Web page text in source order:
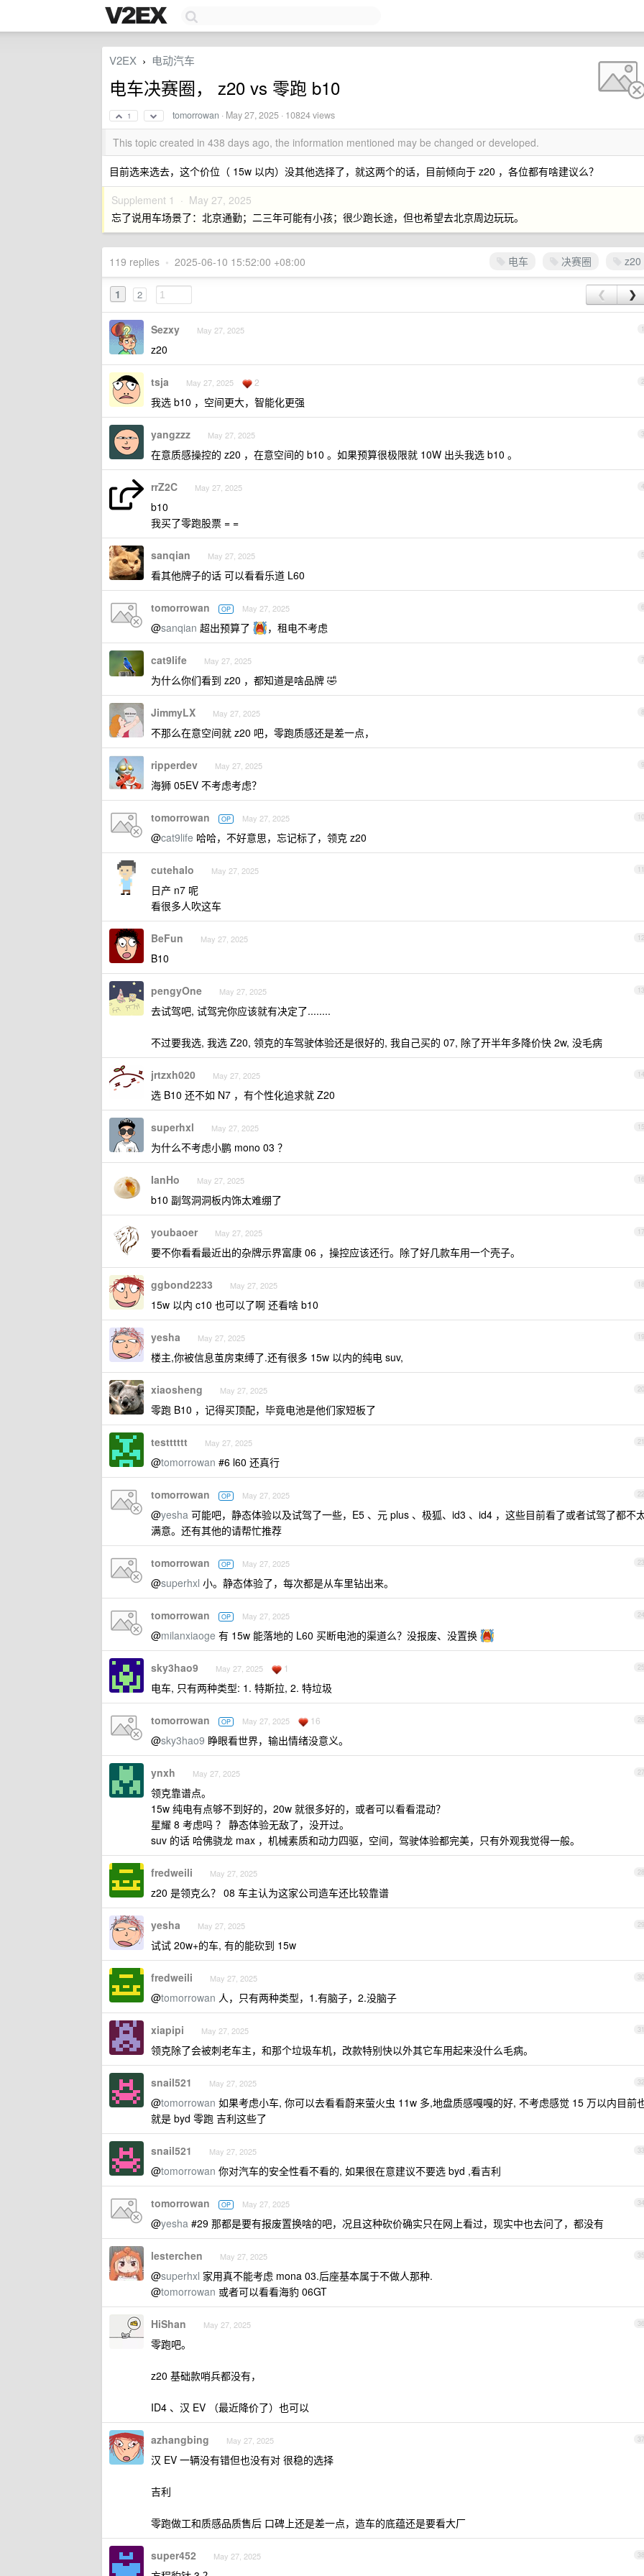
V2EX › 电动汽车
电车决赛圈， z20 vs 零跑 b10
1 tomorrowan · May 27, 2025 · 10824 views
This topic created in 438 days ago, the information mentioned may be changed or developed.
目前选来选去，这个价位（ 15w 以内）没其他选择了，就这两个的话，目前倾向于 z20 ，各位都有啥建议么？
Supplement 1 · May 27, 2025
忘了说用车场景了：北京通勤；二三年可能有小孩；很少跑长途，但也希望去北京周边玩玩。
电车 决赛圈 z20
119 replies • 2025-06-10 15:52:00 +08:00
1 2 ❮ ❯
1
Sezxy May 27, 2025
z20
2
tsja May 27, 2025 2
我选 b10 ，空间更大，智能化更强
3
yangzzz May 27, 2025
在意质感操控的 z20 ，在意空间的 b10 。如果预算很极限就 10W 出头我选 b10 。
4
rrZ2C May 27, 2025
b10
我买了零跑股票 = =
5
sanqian May 27, 2025
看其他牌子的话 可以看看乐道 L60
6
tomorrowan OP May 27, 2025
@sanqian 超出预算了 ，租电不考虑
7
cat9life May 27, 2025
为什么你们看到 z20 ，都知道是啥品牌 🤣
8
JimmyLX May 27, 2025
不那么在意空间就 z20 吧，零跑质感还是差一点，
9
ripperdev May 27, 2025
海狮 05EV 不考虑考虑？
10
tomorrowan OP May 27, 2025
@cat9life 哈哈，不好意思，忘记标了，领克 z20
11
cutehalo May 27, 2025
日产 n7 呢
看很多人吹这车
12
BeFun May 27, 2025
B10
13
pengyOne May 27, 2025
去试驾吧, 试驾完你应该就有决定了........
不过要我选, 我选 Z20, 领克的车驾驶体验还是很好的, 我自己买的 07, 除了开半年多降价快 2w, 没毛病
14
jrtzxh020 May 27, 2025
选 B10 还不如 N7 ，有个性化追求就 Z20
15
superhxl May 27, 2025
为什么不考虑小鹏 mono 03 ？
16
IanHo May 27, 2025
b10 副驾洞洞板内饰太难绷了
17
youbaoer May 27, 2025
要不你看看最近出的杂牌示界富康 06 ，操控应该还行。除了好几款车用一个壳子。
18
ggbond2233 May 27, 2025
15w 以内 c10 也可以了啊 还看啥 b10
19
yesha May 27, 2025
楼主,你被信息茧房束缚了.还有很多 15w 以内的纯电 suv,
20
xiaosheng May 27, 2025
零跑 B10 ，记得买顶配，毕竟电池是他们家短板了
21
testttttt May 27, 2025
@tomorrowan #6 l60 还真行
22
tomorrowan OP May 27, 2025
@yesha 可能吧，静态体验以及试驾了一些，E5 、元 plus 、极狐、id3 、id4 ，这些目前看了或者试驾了都不
满意。还有其他的请帮忙推荐
23
tomorrowan OP May 27, 2025
@superhxl 小。静态体验了，每次都是从车里钻出来。
24
tomorrowan OP May 27, 2025
@milanxiaoge 有 15w 能落地的 L60 买断电池的渠道么？没报废、没置换
25
sky3hao9 May 27, 2025 1
电车, 只有两种类型: 1. 特斯拉, 2. 特垃圾
26
tomorrowan OP May 27, 2025 16
@sky3hao9 睁眼看世界，输出情绪没意义。
27
ynxh May 27, 2025
领克靠谱点。
15w 纯电有点够不到好的，20w 就很多好的，或者可以看看混动？
星耀 8 考虑吗 ？ 静态体验无敌了，没开过。
suv 的话 哈佛骁龙 max ，机械素质和动力四驱，空间，驾驶体验都完美，只有外观我觉得一般。
28
fredweili May 27, 2025
z20 是领克么？ 08 车主认为这家公司造车还比较靠谱
29
yesha May 27, 2025
试试 20w+的车, 有的能砍到 15w
30
fredweili May 27, 2025
@tomorrowan 人，只有两种类型，1.有脑子，2.没脑子
31
xiapipi May 27, 2025
领克除了会被刺老车主，和那个垃圾车机，改款特别快以外其它车用起来没什么毛病。
32
snail521 May 27, 2025
@tomorrowan 如果考虑小车, 你可以去看看蔚来萤火虫 11w 多,地盘质感嘎嘎的好, 不考虑感觉 15 万以内目前
就是 byd 零跑 吉利这些了
33
snail521 May 27, 2025
@tomorrowan 你对汽车的安全性看不看的, 如果很在意建议不要选 byd ,看吉利
34
tomorrowan OP May 27, 2025
@yesha #29 那都是要有报废置换啥的吧，况且这种砍价确实只在网上看过，现实中也去问了，都没有
35
lesterchen May 27, 2025
@superhxl 家用真不能考虑 mona 03.后座基本属于不做人那种.
@tomorrowan 或者可以看看海豹 06GT
36
HiShan May 27, 2025
零跑吧。
z20 基础款哨兵都没有，
ID4 、汉 EV （最近降价了）也可以
37
azhangbing May 27, 2025
汉 EV 一辆没有错但也没有对 很稳的选择
吉利
零跑做工和质感品质售后 口碑上还是差一点，造车的底蕴还是要看大厂
38
super452 May 27, 2025